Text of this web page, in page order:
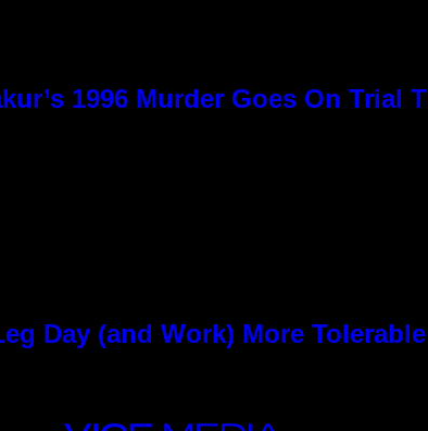
1996 Murder Goes On Trial
Day (and Work) More Tolerable